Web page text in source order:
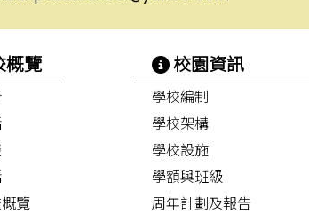
概覽
覽
校園資訊
學校編制
學校架構
學校設施
學額與班級
周年計劃及報告